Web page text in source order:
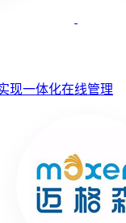
现一体化在线管理